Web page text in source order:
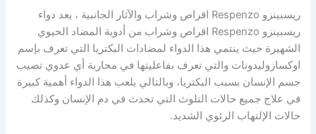
ريسبينزو Respenzo اقراص وشراب والآثار الجانبية ، يعد دواء
ريسبينزو Respenzo اقراص وشراب من أدوية المضاد الحيوي
الشهيرة حيث ينتمي هذا الدواء لمضادات البكتريا التي تعرف بإسم
اوكسازوليدونات والتي تعرف بفاعليتها في محاربة أي عدوي تصيب
جسم الإنسان بسبب البكتريا، وبالتالي يلعب هذا الدواء أهمية كبيرة
في علاج جميع حالات التلوث التي تحدث في دم الإنسان وكذلك
حالات الإلتهاب الرئوي الشديد.